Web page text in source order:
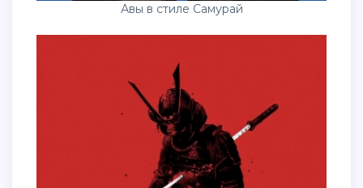
Авы в стиле Самурай